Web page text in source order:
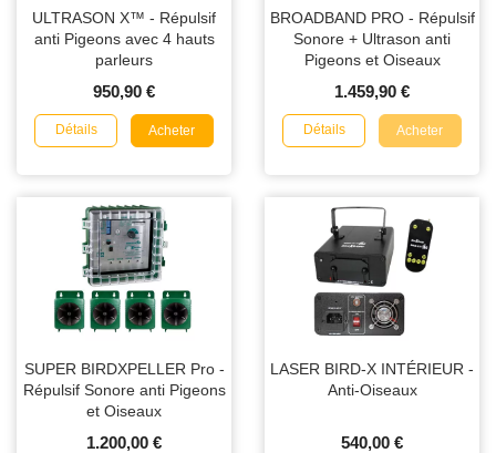
ULTRASON X™ - Répulsif
anti Pigeons avec 4 hauts
parleurs
950,90 €
Détails Acheter
BROADBAND PRO - Répulsif
Sonore + Ultrason anti
Pigeons et Oiseaux
1.459,90 €
Détails Acheter
SUPER BIRDXPELLER Pro -
Répulsif Sonore anti Pigeons
et Oiseaux
1.200,00 €
LASER BIRD-X INTÉRIEUR -
Anti-Oiseaux
540,00 €